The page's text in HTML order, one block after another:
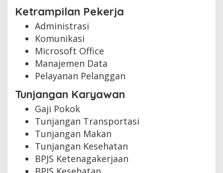
Ketrampilan Pekerja
Administrasi
Komunikasi
Microsoft Office
Manajemen Data
Pelayanan Pelanggan
Tunjangan Karyawan
Gaji Pokok
Tunjangan Transportasi
Tunjangan Makan
Tunjangan Kesehatan
BPJS Ketenagakerjaan